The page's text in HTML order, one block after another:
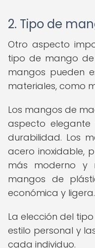
2. Tipo de
Otro aspecto
tipo de mango
mangos pueden
materiales, como
Los mangos de
aspecto
durabilidad. Los
acero inoxidable,
más moderno y
mangos de
económica y ligera.
La elección del
estilo personal y
cada individuo.